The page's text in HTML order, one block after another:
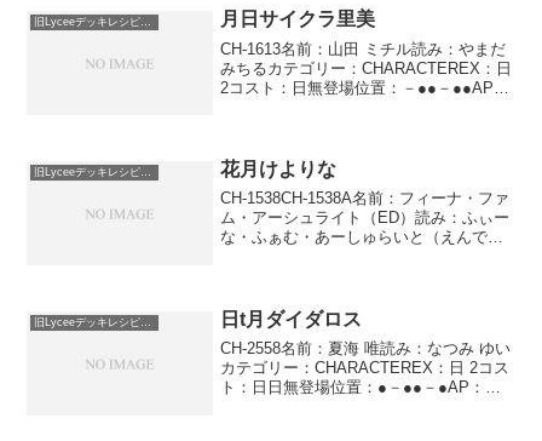
旧Lyceeデッキレシピ保管庫 月日サイクラ里美
CH-1613名前：山田 ミチル読み：やまだ
みちるカテゴリー：CHARACTEREX：日
2コスト：日無登場位置：－●●－●●AP：
旧Lyceeデッキレシピ保管庫 花月けよりな
CH-1538CH-1538A名前：フィーナ・ファ
ム・アーシュライト（ED）読み：ふぃー
な・ふぁむ・あーしゅらいと（えんでぃ
日t月ダイダロス
CH-2558名前：夏海 唯読み：なつみ ゆい
カテゴリー：CHARACTEREX：日 2コス
ト：日日無登場位置：●－●●－●AP：